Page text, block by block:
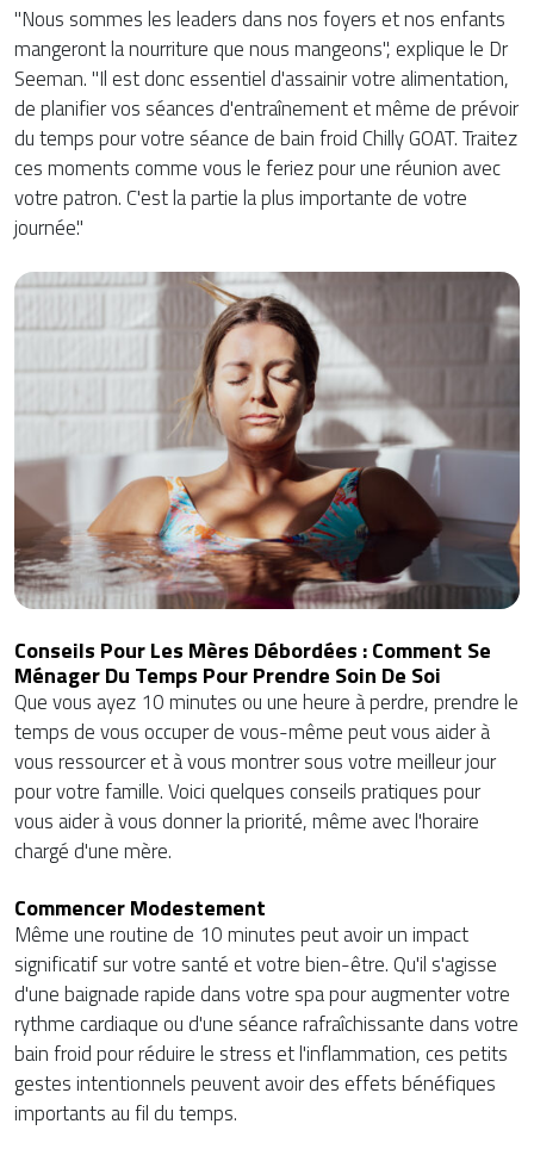
"Nous sommes les leaders dans nos foyers et nos enfants
mangeront la nourriture que nous mangeons", explique le Dr
Seeman. "Il est donc essentiel d'assainir votre alimentation,
de planifier vos séances d'entraînement et même de prévoir
du temps pour votre séance de bain froid Chilly GOAT. Traitez
ces moments comme vous le feriez pour une réunion avec
votre patron. C'est la partie la plus importante de votre
journée."
Conseils Pour Les Mères Débordées : Comment Se
Ménager Du Temps Pour Prendre Soin De Soi
Que vous ayez 10 minutes ou une heure à perdre, prendre le
temps de vous occuper de vous-même peut vous aider à
vous ressourcer et à vous montrer sous votre meilleur jour
pour votre famille. Voici quelques conseils pratiques pour
vous aider à vous donner la priorité, même avec l'horaire
chargé d'une mère.
Commencer Modestement
Même une routine de 10 minutes peut avoir un impact
significatif sur votre santé et votre bien-être. Qu'il s'agisse
d'une baignade rapide dans votre spa pour augmenter votre
rythme cardiaque ou d'une séance rafraîchissante dans votre
bain froid pour réduire le stress et l'inflammation, ces petits
gestes intentionnels peuvent avoir des effets bénéfiques
importants au fil du temps.